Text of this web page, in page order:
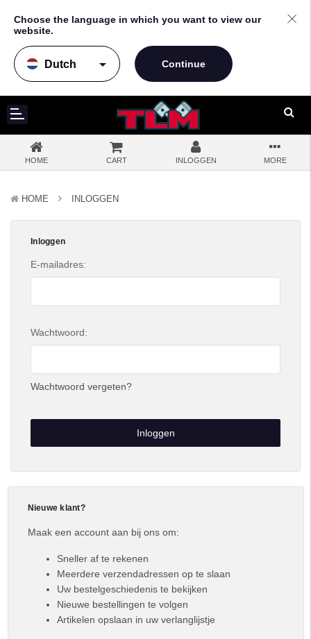
Choose the language in which you want to view our
website.
arrow_drop_down
HOME CART INLOGGEN MORE
HOME INLOGGEN
Inloggen
E-mailadres:
Wachtwoord:
Wachtwoord vergeten?
Nieuwe klant?
Maak een account aan bij ons om:
Sneller af te rekenen
Meerdere verzendadressen op te slaan
Uw bestelgeschiedenis te bekijken
Nieuwe bestellingen te volgen
Artikelen opslaan in uw verlanglijstje